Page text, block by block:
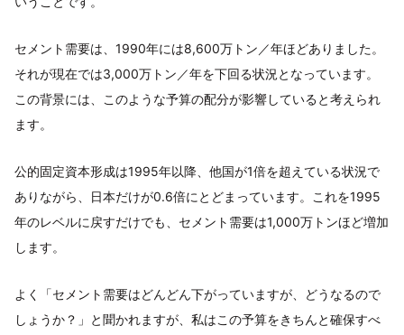
セメント需要は、1990年には8,600万トン／年ほどありました。
それが現在では3,000万トン／年を下回る状況となっています。
この背景には、このような予算の配分が影響していると考えられ
ます。
公的固定資本形成は1995年以降、他国が1倍を超えている状況で
ありながら、日本だけが0.6倍にとどまっています。これを1995
年のレベルに戻すだけでも、セメント需要は1,000万トンほど増加
します。
よく「セメント需要はどんどん下がっていますが、どうなるので
しょうか？」と聞かれますが、私はこの予算をきちんと確保すべ